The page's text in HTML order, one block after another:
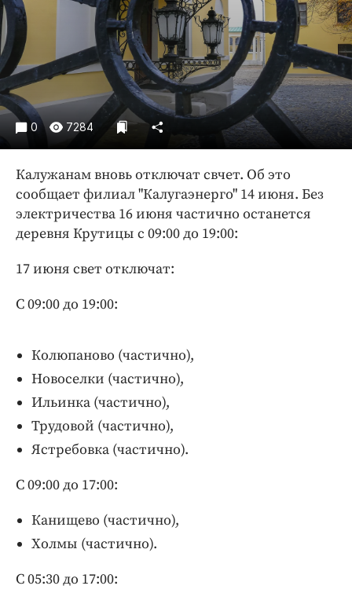
Недвижимость и ЖКХ
Образование
Общество
Погода
Праздники
Происшествия
Спорт
Экономика и бизнес
ПРОЕКТЫ
Блоги
Интересное чтиво
Бренд года
Работодатель года
0 7284
Калужанам вновь отключат свчет. Об это
сообщает филиал "Калугаэнерго" 14 июня. Без
электричества 16 июня частично останется
деревня Крутицы с 09:00 до 19:00:
17 июня свет отключат:
С 09:00 до 19:00:
Колюпаново (частично),
Новоселки (частично),
Ильинка (частично),
Трудовой (частично),
Ястребовка (частично).
С 09:00 до 17:00:
Канищево (частично),
Холмы (частично).
С 05:30 до 17:00: